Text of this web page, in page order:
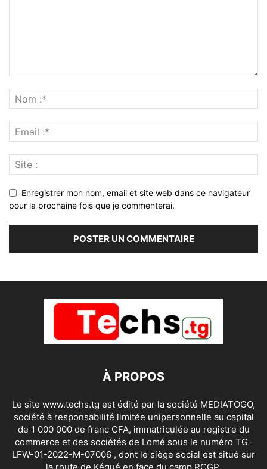
Enregistrer mon nom, email et site web dans ce navigateur
pour la prochaine fois que je commenterai.
À PROPOS
Le site www.techs.tg est édité par la société MEDIATOGO,
société à responsabilité limitée unipersonnelle au capital
de 1 000 000 de franc CFA, immatriculée au registre du
commerce et des sociétés de Lomé sous le numéro TG-
LFW-01-2022-M-07006 , dont le siège social est situé sur